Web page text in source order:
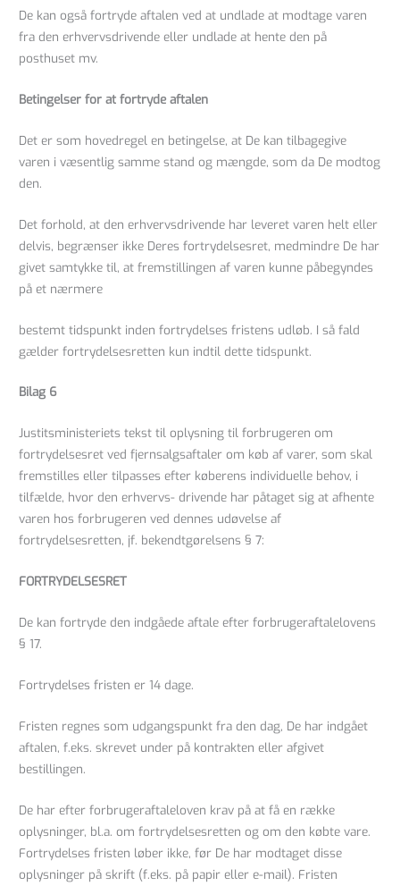
De kan også fortryde aftalen ved at undlade at modtage varen
fra den erhvervsdrivende eller undlade at hente den på
posthuset mv.
Betingelser for at fortryde aftalen
Det er som hovedregel en betingelse, at De kan tilbagegive
varen i væsentlig samme stand og mængde, som da De modtog
den.
Det forhold, at den erhvervsdrivende har leveret varen helt eller
delvis, begrænser ikke Deres fortrydelsesret, medmindre De har
givet samtykke til, at fremstillingen af varen kunne påbegyndes
på et nærmere
bestemt tidspunkt inden fortrydelses fristens udløb. I så fald
gælder fortrydelsesretten kun indtil dette tidspunkt.
Bilag 6
Justitsministeriets tekst til oplysning til forbrugeren om
fortrydelsesret ved fjernsalgsaftaler om køb af varer, som skal
fremstilles eller tilpasses efter køberens individuelle behov, i
tilfælde, hvor den erhvervs- drivende har påtaget sig at afhente
varen hos forbrugeren ved dennes udøvelse af
fortrydelsesretten, jf. bekendtgørelsens § 7:
FORTRYDELSESRET
De kan fortryde den indgåede aftale efter forbrugeraftalelovens
§ 17.
Fortrydelses fristen er 14 dage.
Fristen regnes som udgangspunkt fra den dag, De har indgået
aftalen, f.eks. skrevet under på kontrakten eller afgivet
bestillingen.
De har efter forbrugeraftaleloven krav på at få en række
oplysninger, bl.a. om fortrydelsesretten og om den købte vare.
Fortrydelses fristen løber ikke, før De har modtaget disse
oplysninger på skrift (f.eks. på papir eller e-mail). Fristen